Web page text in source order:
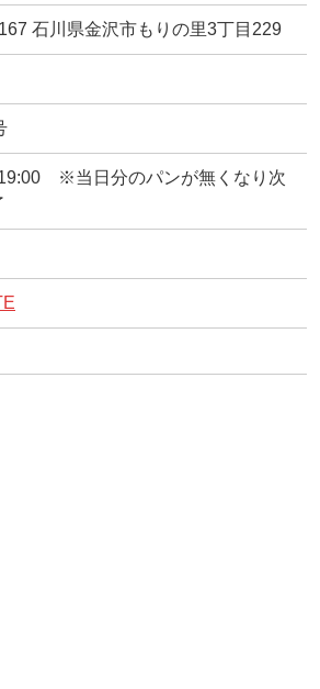
石川県金沢市もりの里3丁目229
※当日分のパンが無くなり次